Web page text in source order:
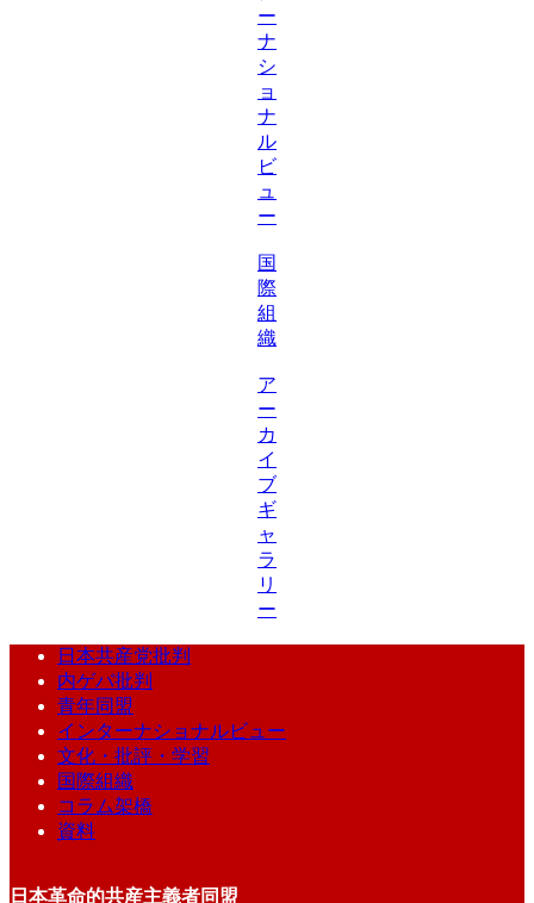
ー
ナ
シ
ョ
ナ
ル
ビ
ュ
ー
国
際
組
織
ア
ー
カ
イ
ブ
ギ
ャ
ラ
リ
ー
日本共産党批判
内ゲバ批判
青年同盟
インターナショナルビュー
文化・批評・学習
国際組織
コラム架橋
資料
日本革命的共産主義者同盟